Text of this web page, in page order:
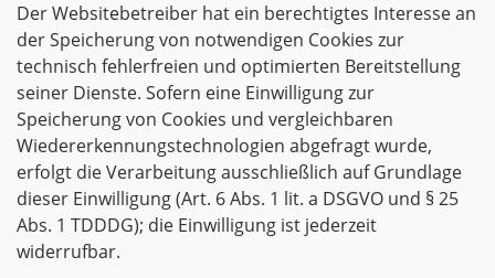
Der Websitebetreiber hat ein berechtigtes Interesse an
der Speicherung von notwendigen Cookies zur
technisch fehlerfreien und optimierten Bereitstellung
seiner Dienste. Sofern eine Einwilligung zur
Speicherung von Cookies und vergleichbaren
Wiedererkennungstechnologien abgefragt wurde,
erfolgt die Verarbeitung ausschließlich auf Grundlage
dieser Einwilligung (Art. 6 Abs. 1 lit. a DSGVO und § 25
Abs. 1 TDDDG); die Einwilligung ist jederzeit
widerrufbar.